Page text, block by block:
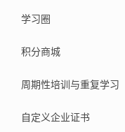
学习圈
积分商城
周期性培训与重复学习
自定义企业证书